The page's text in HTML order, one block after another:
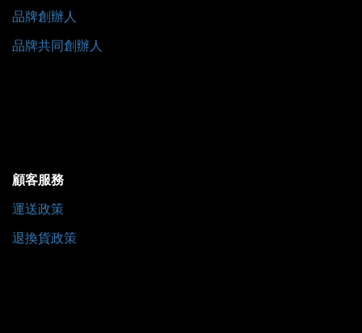
品牌創辦人
品牌共同創辦人
顧客服務
運送政策
退換貨政策